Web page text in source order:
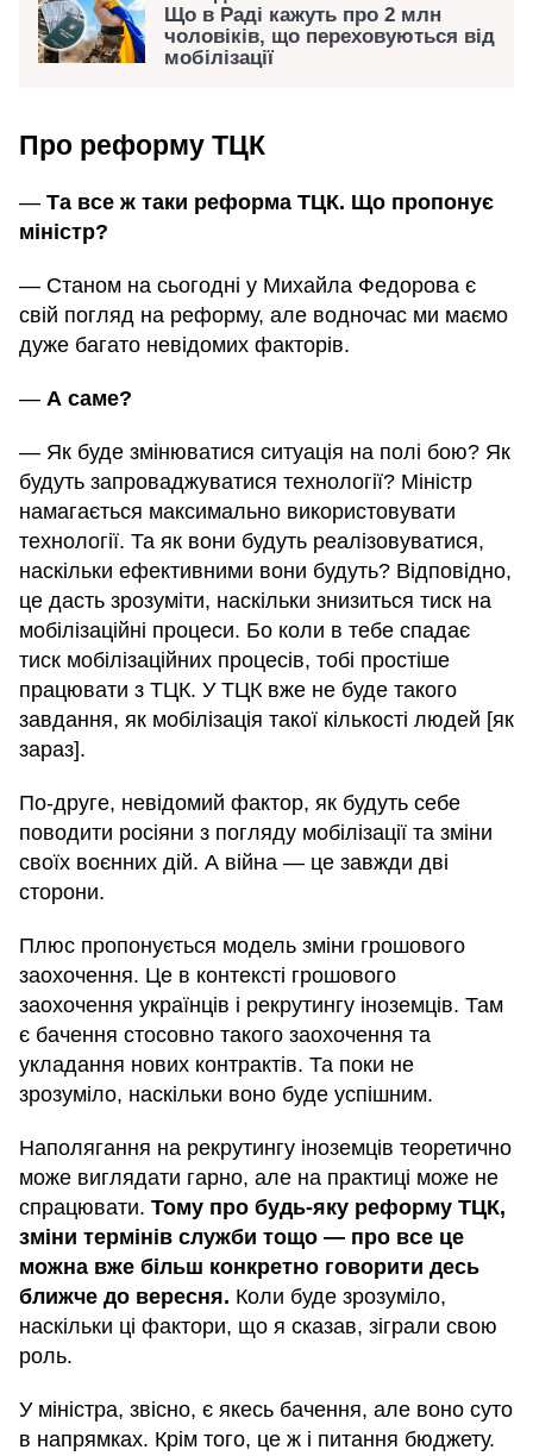
Що в Раді кажуть про 2 млн
чоловіків, що переховуються від
мобілізації
Про реформу ТЦК
— Та все ж таки реформа ТЦК. Що пропонує
міністр?
— Станом на сьогодні у Михайла Федорова є
свій погляд на реформу, але водночас ми маємо
дуже багато невідомих факторів.
— А саме?
— Як буде змінюватися ситуація на полі бою? Як
будуть запроваджуватися технології? Міністр
намагається максимально використовувати
технології. Та як вони будуть реалізовуватися,
наскільки ефективними вони будуть? Відповідно,
це дасть зрозуміти, наскільки знизиться тиск на
мобілізаційні процеси. Бо коли в тебе спадає
тиск мобілізаційних процесів, тобі простіше
працювати з ТЦК. У ТЦК вже не буде такого
завдання, як мобілізація такої кількості людей [як
зараз].
По-друге, невідомий фактор, як будуть себе
поводити росіяни з погляду мобілізації та зміни
своїх воєнних дій. А війна — це завжди дві
сторони.
Плюс пропонується модель зміни грошового
заохочення. Це в контексті грошового
заохочення українців і рекрутингу іноземців. Там
є бачення стосовно такого заохочення та
укладання нових контрактів. Та поки не
зрозуміло, наскільки воно буде успішним.
Наполягання на рекрутингу іноземців теоретично
може виглядати гарно, але на практиці може не
спрацювати. Тому про будь-яку реформу ТЦК,
зміни термінів служби тощо — про все це
можна вже більш конкретно говорити десь
ближче до вересня. Коли буде зрозуміло,
наскільки ці фактори, що я сказав, зіграли свою
роль.
У міністра, звісно, є якесь бачення, але воно суто
в напрямках. Крім того, це ж і питання бюджету.